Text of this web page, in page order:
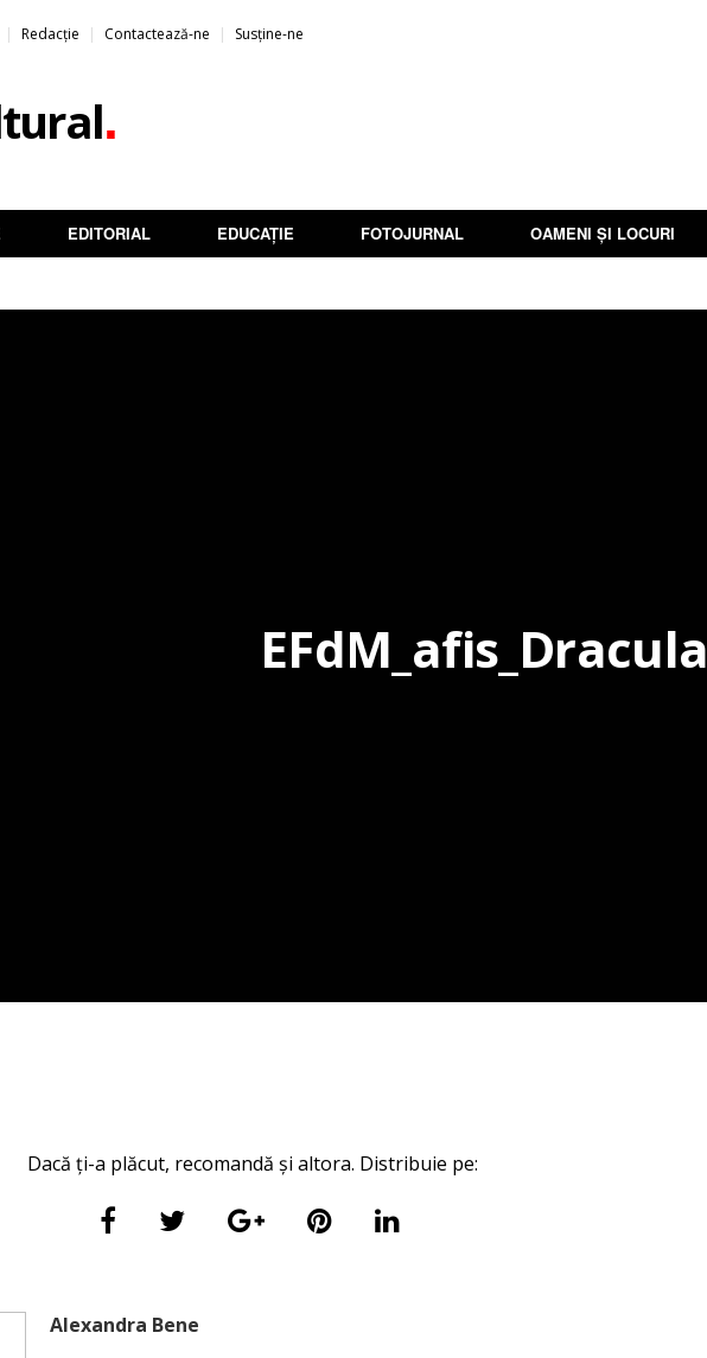
Redacție Contactează-ne Susține-ne
.
EDITORIAL EDUCAȚIE FOTOJURNAL OAMENI ȘI LOCURI
EFdM_afis_Dracula
Dacă ți-a plăcut, recomandă și altora. Distribuie pe:
Alexandra Bene